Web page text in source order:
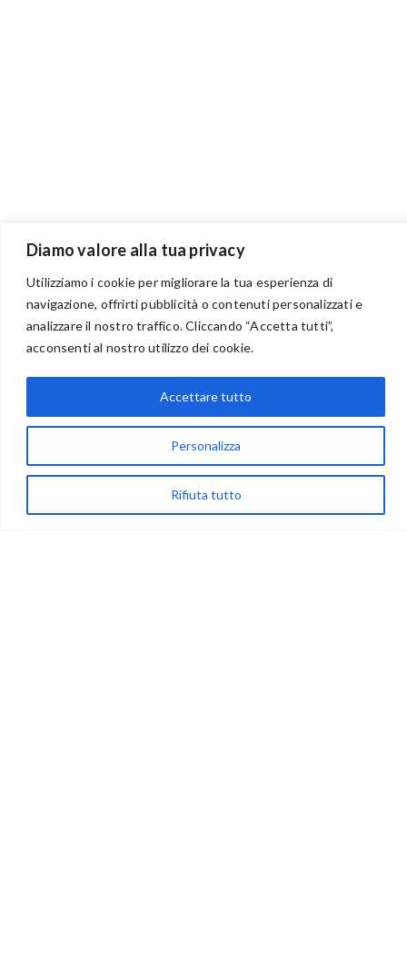
Diamo valore alla tua privacy
Utilizziamo i cookie per migliorare la tua esperienza di
navigazione, offrirti pubblicità o contenuti personalizzati e
analizzare il nostro traffico. Cliccando “Accetta tutti”,
acconsenti al nostro utilizzo dei cookie.
Personalizza
Rifiuta tutto
Accettare tutto
BENVENUTI NEL PORTALE RIVENDITORI
via Acqua delle Noci 12
83024 Monteforte Irpino (AV)
(+39) 081-7777233